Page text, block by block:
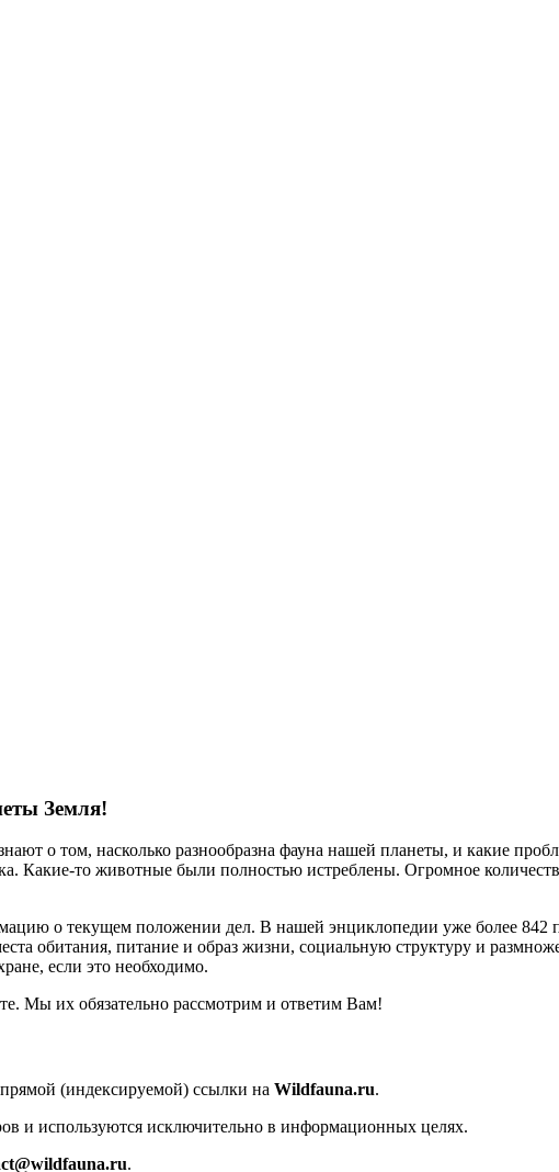
Земля!
о том, насколько разнообразна фауна нашей планеты, и какие
Какие-то животные были полностью истреблены. Огромное
о текущем положении дел. В нашей энциклопедии уже более 842
обитания, питание и образ жизни, социальную структуру и
если это необходимо.
Мы их обязательно рассмотрим и ответим Вам!
(индексируемой) ссылки на Wildfauna.ru.
и используются исключительно в информационных целях.
.